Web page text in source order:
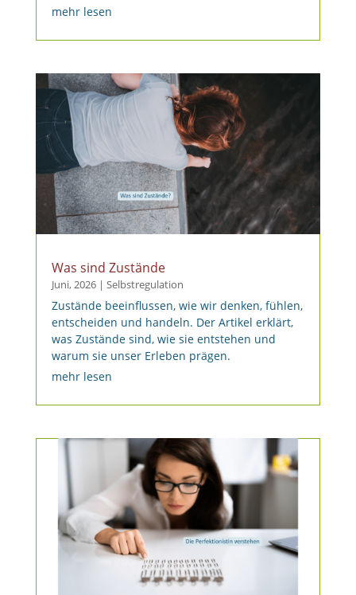
mehr lesen
Was sind Zustände
Juni, 2026| Selbstregulation
Zustände beeinflussen, wie wir denken, fühlen,
entscheiden und handeln. Der Artikel erklärt,
was Zustände sind, wie sie entstehen und
warum sie unser Erleben prägen.
mehr lesen